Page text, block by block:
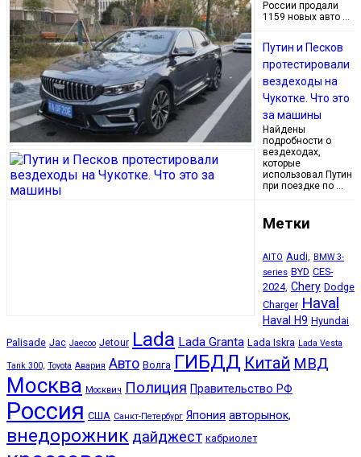
России продали
1159 новых авто …
Путин и Песков
протестировали
вездеходы на
Чукотке. Что это
за машины
Найдены
подробности о
вездеходах,
которые
использовал Путин
при поездке по …
Метки
AITO Audi, BMW 3-
series BYD CES-
2024, Chery Dodge
Charger Haval
Haval H9 Hyundai
Palisade Jac Jaecoo Jetour Lada Lada Granta Lada Iskra Lada Vesta
Tank 300, Toyota Авария Авто Волга ГИБДД Китай МВД
Москва Москвич Полиция Правительство РФ
Россия США Санкт-Петербург Япония авторынок,
внедорожник дайджест кабриолет